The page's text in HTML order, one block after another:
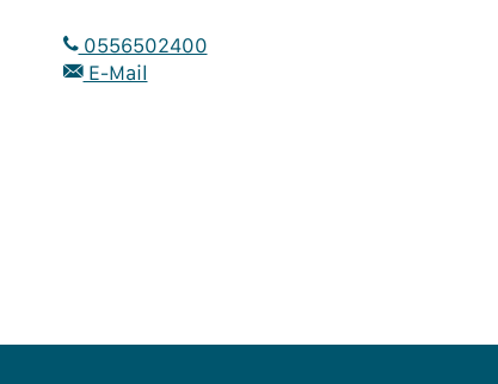
0556502400
E-Mail